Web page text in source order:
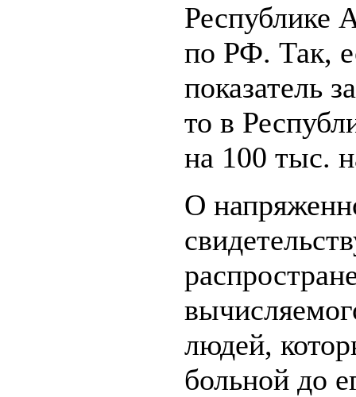
Республике
по РФ. Так,
показатель
то в
на 100 тыс.
О
людей,
больной до